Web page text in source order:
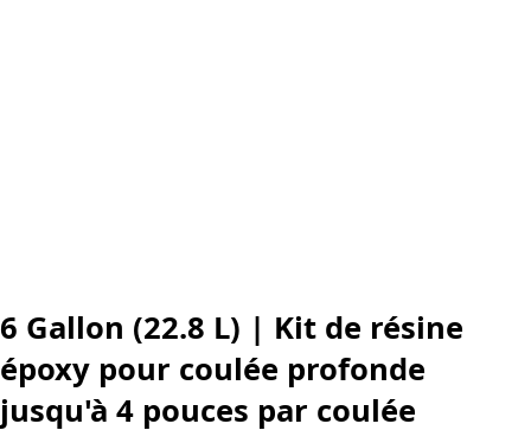
6 Gallon (22.8 L) | Kit de résine
époxy pour coulée profonde
jusqu'à 4 pouces par coulée